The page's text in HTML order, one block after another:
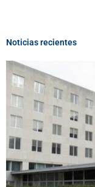
Noticias recientes